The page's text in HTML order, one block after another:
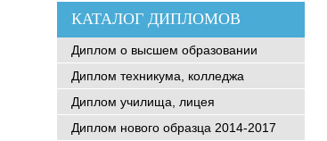
КАТАЛОГ ДИПЛОМОВ
Диплом о высшем образовании
Диплом техникума, колледжа
Диплом училища, лицея
Диплом нового образца 2014-2017